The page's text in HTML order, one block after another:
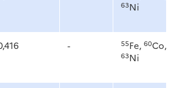
63Ni
- 55Fe, 60Co,
63Ni